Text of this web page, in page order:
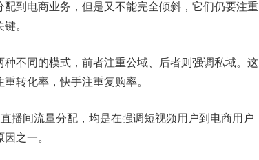
到电商业务，但是又不能完全倾斜，它们仍要注重
。
不同的模式，前者注重公域、后者则强调私域。这
转化率，快手注重复购率。
间流量分配，均是在强调短视频用户到电商用户
之一。